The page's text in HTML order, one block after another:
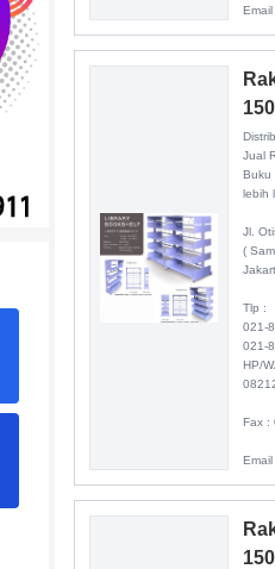
Jual
Buku
lebih
Jl.
(
Tlp :
021-
021-
HP/
Fax :